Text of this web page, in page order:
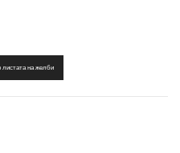
листата на желби